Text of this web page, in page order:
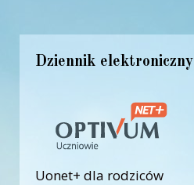
Dziennik elektroniczny
Uonet+ dla rodziców